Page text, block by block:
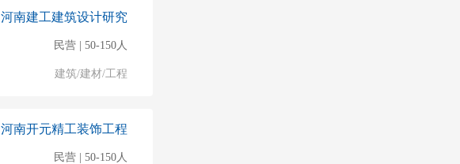
河南建工建筑设计研究
民营 | 50-150人
建筑/建材/工程
河南开元精工装饰工程
民营 | 50-150人